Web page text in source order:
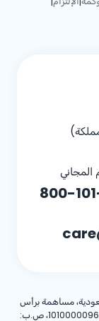
المجاني
800-
مساهمة برأس
، رقم السجل التجاري: 1010000096، ص.ب: